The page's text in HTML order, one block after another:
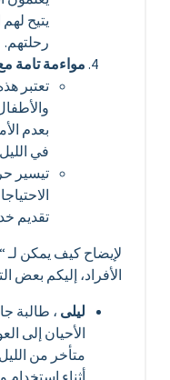
يتيح
رحلتهم.
مواءمة تامة مع
تعتبر
بعدم
في الليل.
تيسير
تقديم
لإيضاح كيف يمكن لـ
الأفراد، إليكم بعض
ليلى ، طالبة
الأحيان إلى
متأخر من
أثناء استخدام